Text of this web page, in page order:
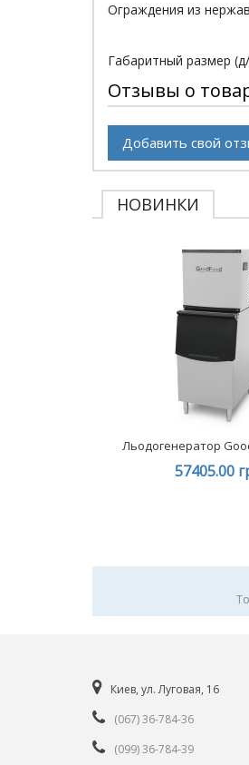
Ограждения из
Габаритный размер
Отзывы о
Добавить свой
НОВИНКИ
Льодогенератор
57405.00
Киев, ул. Луговая, 16
(067) 36-784-36
(099) 36-784-39